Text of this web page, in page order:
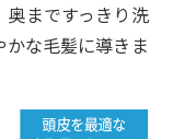
奥まですっきり洗
かな毛髪に導きま